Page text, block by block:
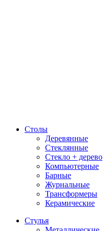
Столы
Деревянные
Стеклянные
Стекло + дерево
Компьютерные
Барные
Журнальные
Трансформеры
Керамические
Стулья